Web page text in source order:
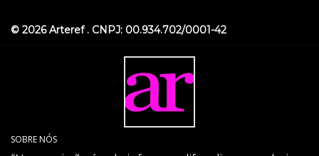
© 2026 Arteref . CNPJ: 00.934.702/0001-42
SOBRE NÓS